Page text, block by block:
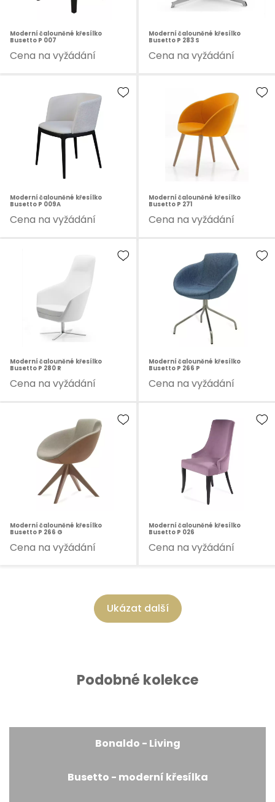
Moderní čalouněné křesílko
Busetto P 007
Cena na vyžádání
Moderní čalouněné křesílko
Busetto P 283 S
Cena na vyžádání
Moderní čalouněné křesílko
Busetto P 009A
Cena na vyžádání
Moderní čalouněné křesílko
Busetto P 271
Cena na vyžádání
Moderní čalouněné křesílko
Busetto P 280 R
Cena na vyžádání
Moderní čalouněné křesílko
Busetto P 266 P
Cena na vyžádání
Moderní čalouněné křesílko
Busetto P 266 G
Cena na vyžádání
Moderní čalouněné křesílko
Busetto P 026
Cena na vyžádání
Ukázat další
Podobné kolekce
Bonaldo - Living
Busetto - moderní křesílka